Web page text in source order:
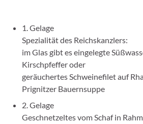
1. Gelage
Spezialität des Reichskanzlers:
im Glas gibt es eingelegte
Kirschpfeffer oder
geräuchertes Schweinefilet auf
Prignitzer Bauernsuppe
2. Gelage
Geschnetzeltes vom Schaf in